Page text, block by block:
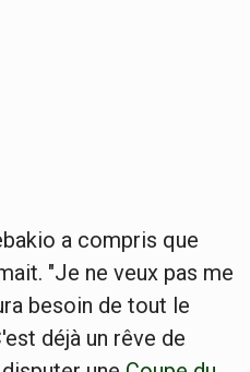
a compris que
"Je ne veux pas me
besoin de tout le
déjà un rêve de